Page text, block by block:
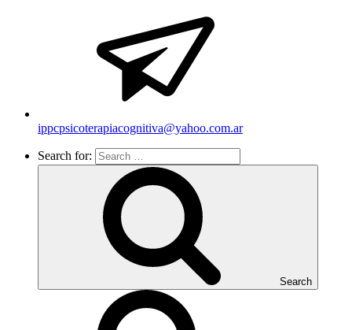
ippcpsicoterapiacognitiva@yahoo.com.ar
Search for:
Search